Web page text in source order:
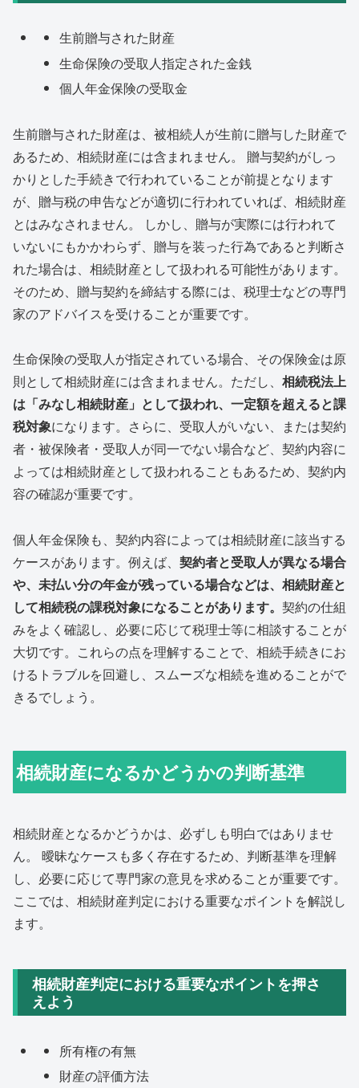
生前贈与された財産
生命保険の受取人指定された金銭
個人年金保険の受取金
生前贈与された財産は、被相続人が生前に贈与した財産で
あるため、相続財産には含まれません。 贈与契約がしっ
かりとした手続きで行われていることが前提となります
が、贈与税の申告などが適切に行われていれば、相続財産
とはみなされません。 しかし、贈与が実際には行われて
いないにもかかわらず、贈与を装った行為であると判断さ
れた場合は、相続財産として扱われる可能性があります。
そのため、贈与契約を締結する際には、税理士などの専門
家のアドバイスを受けることが重要です。
生命保険の受取人が指定されている場合、その保険金は原
則として相続財産には含まれません。ただし、 相続税法上
は「みなし相続財産」として扱われ、一定額を超えると課
税対象になります。さらに、受取人がいない、または契約
者・被保険者・受取人が同一でない場合など、契約内容に
よっては相続財産として扱われることもあるため、契約内
容の確認が重要です。
個人年金保険も、契約内容によっては相続財産に該当する
ケースがあります。例えば、 契約者と受取人が異なる場合
や、未払い分の年金が残っている場合などは、相続財産と
して相続税の課税対象になることがあります。 契約の仕組
みをよく確認し、必要に応じて税理士等に相談することが
大切です。これらの点を理解することで、相続手続きにお
けるトラブルを回避し、スムーズな相続を進めることがで
きるでしょう。
相続財産になるかどうかの判断基準
相続財産となるかどうかは、必ずしも明白ではありませ
ん。 曖昧なケースも多く存在するため、判断基準を理解
し、必要に応じて専門家の意見を求めることが重要です。
ここでは、相続財産判定における重要なポイントを解説し
ます。
相続財産判定における重要なポイントを押さ
えよう
所有権の有無
財産の評価方法